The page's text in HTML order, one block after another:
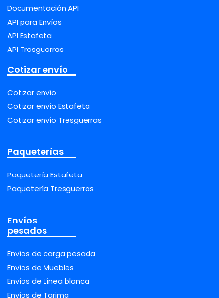
Documentación API
API para Envíos
API Estafeta
API Tresguerras
Cotizar envío
Cotizar envío
Cotizar envío Estafeta
Cotizar envío Tresguerras
Paqueterías
Paquetería Estafeta
Paquetería Tresguerras
Envíos
pesados
Envíos de carga pesada
Envíos de Muebles
Envíos de Línea blanca
Envíos de Tarima